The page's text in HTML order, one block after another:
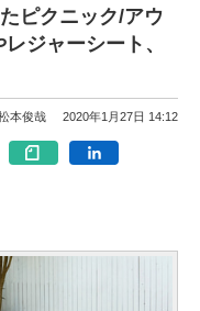
ピクニック/アウ
ジャーシート、
本俊哉 2020年1月27日 14:12